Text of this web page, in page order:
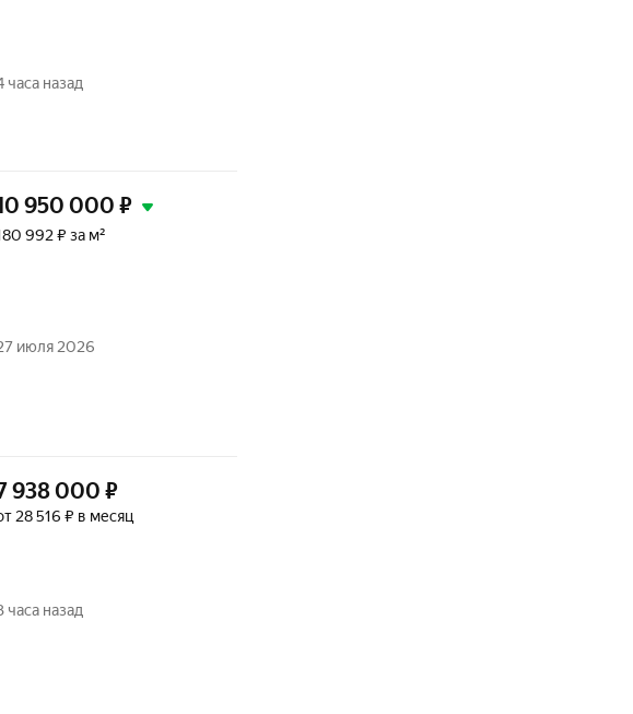
часа назад
950 000 ₽
992 ₽ за м²
июля 2026
938 000 ₽
28 516 ₽ в месяц
часа назад